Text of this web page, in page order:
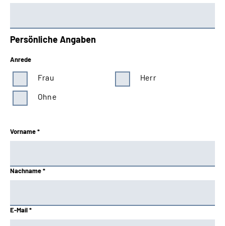
Persönliche Angaben
Anrede
Frau
Herr
Ohne
Vorname *
Nachname *
E-Mail *